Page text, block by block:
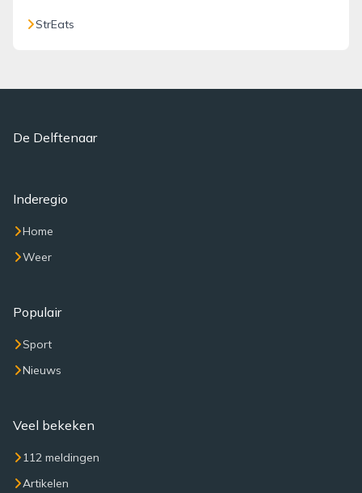
StrEats
De Delftenaar
Inderegio
Home
Weer
Populair
Sport
Nieuws
Veel bekeken
112 meldingen
Artikelen